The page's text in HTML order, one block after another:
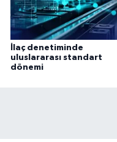
İlaç denetiminde
uluslararası standart
dönemi